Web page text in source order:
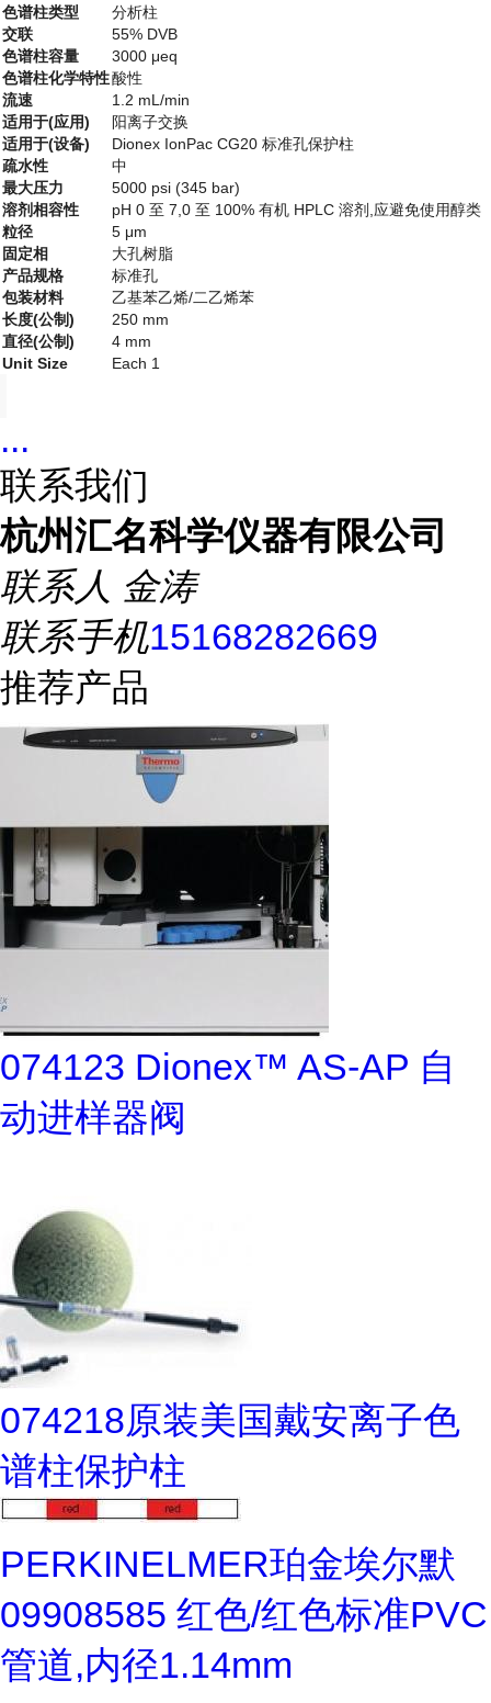
色谱柱类型
分析柱
交联
55% DVB
色谱柱容量
3000 μeq
色谱柱化学特性酸性
流速
1.2 mL/min
适用于(应用)
阳离子交换
适用于(设备)
Dionex IonPac CG20 标准孔保护柱
疏水性
中
最大压力
5000 psi (345 bar)
溶剂相容性
pH 0 至 7,0 至 100% 有机 HPLC 溶剂,应避免使用醇类
粒径
5 μm
固定相
大孔树脂
产品规格
标准孔
包装材料
乙基苯乙烯/二乙烯苯
长度(公制)
250 mm
直径(公制)
4 mm
Unit Size
Each 1
...
联系我们
杭州汇名科学仪器有限公司
联系人 金涛
联系手机15168282669
推荐产品
074123 Dionex™ AS-AP 自
动进样器阀
074218原装美国戴安离子色
谱柱保护柱
PERKINELMER珀金埃尔默
09908585 红色/红色标准PVC
管道,内径1.14mm